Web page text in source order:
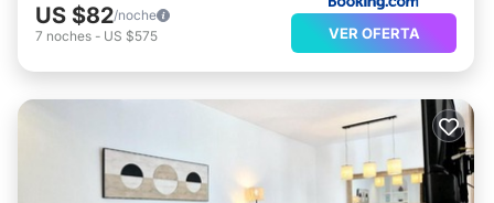
US $82/noche
7 noches - US $575 VER OFERTA